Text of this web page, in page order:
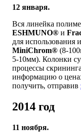
12 января.
Вся линейка
ESHMUNO® и
для использования
MiniChrom® (8-
5-10мм). Колонки
процессы
информацию о
получить, отправив
2014 год
11 ноября.